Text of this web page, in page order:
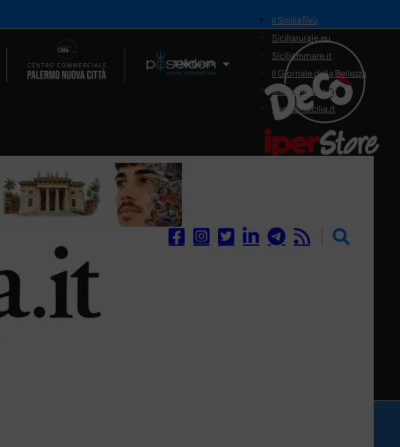
Il Network
il SiciliaTivù
Siciliarurale.eu
Siciliammare.it
Il Giornale della Bellezza
Siciliamedica.it
Sanitainsicilia.it